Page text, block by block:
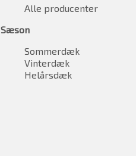
Alle producenter
Sæson
Sommerdæk
Vinterdæk
Helårsdæk